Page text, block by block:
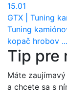
15.01
GTX
Tuning
Tuning
kopač hrobov ...
Tip pre
Máte
a chcete sa s